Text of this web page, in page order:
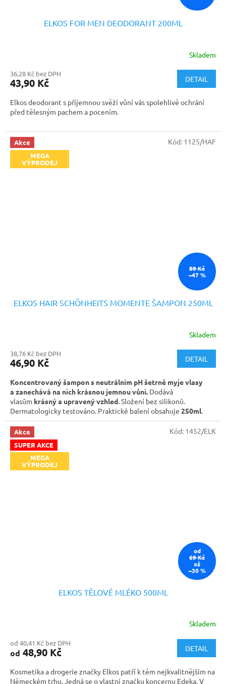
ELKOS FOR MEN DEODORANT 200ML
Skladem
36,28 Kč bez DPH
43,90 Kč DETAIL
Elkos deodorant s příjemnou svěží vůní vás spolehlivě ochrání
před tělesným pachem a pocením.
Akce
MEGA
VÝPRODEJ
89 Kč
–47 %
ELKOS HAIR SCHÖNHEITS MOMENTE ŠAMPON 250ML
Skladem
38,76 Kč bez DPH
46,90 Kč DETAIL
Koncentrovaný šampon s neutrálním pH šetrně myje vlasy
a zanechává na nich krásnou jemnou vůni. Dodává
vlasům krásný a upravený vzhled. Složení bez silikonů.
Dermatologicky testováno. Praktické balení obsahuje 250ml.
Kód: 1125/HAF
Akce
SUPER AKCE
MEGA
VÝPRODEJ
od
69 Kč
až
–30 %
ELKOS TĚLOVÉ MLÉKO 500ML
Skladem
od 40,41 Kč bez DPH
od 48,90 Kč DETAIL
Kosmetika a drogerie značky Elkos patří k těm nejkvalitnějším na
Německém trhu. Jedná se o vlastní značku koncernu Edeka. V
Kód: 1452/ELK